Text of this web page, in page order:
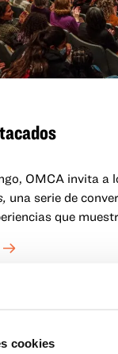
cookies
OMCA invita a
una serie de
que